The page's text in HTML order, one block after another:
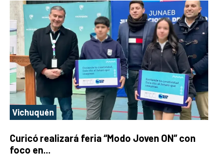
Vichuquén
Curicó realizará feria “Modo Joven ON” con
foco en...